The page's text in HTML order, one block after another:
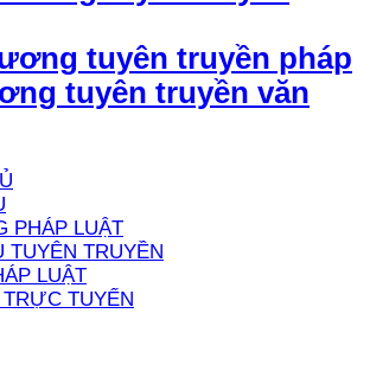
tuyên truyền pháp
tuyên truyền văn
PHÁP LUẬT
TUYÊN TRUYỀN
LUẬT
TUYẾN